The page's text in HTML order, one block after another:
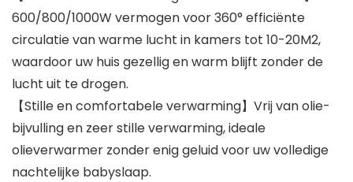
600/800/1000W vermogen voor 360° efficiënte
circulatie van warme lucht in kamers tot 10-20M2,
waardoor uw huis gezellig en warm blijft zonder de
lucht uit te drogen.
【Stille en comfortabele verwarming】Vrij van olie-
bijvulling en zeer stille verwarming, ideale
olieverwarmer zonder enig geluid voor uw volledige
nachtelijke babyslaap.